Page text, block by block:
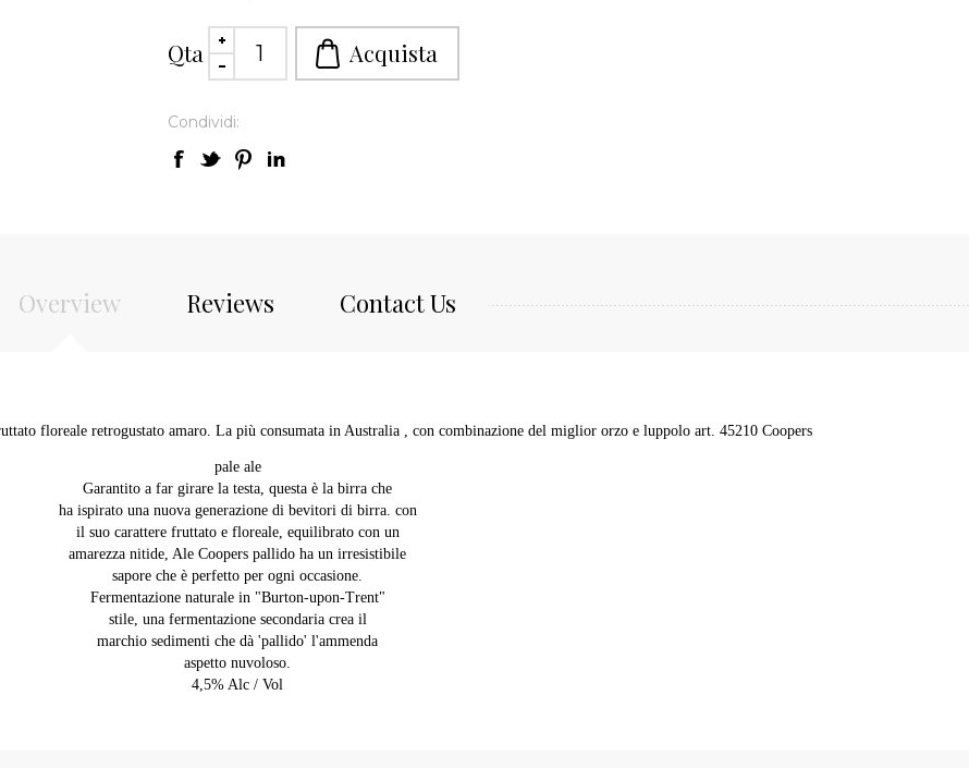
Qta
Condividi:
Overview Reviews Contact Us
floreale retrogustato amaro. La più consumata in Australia , con combinazione del miglior orzo e luppolo art. 45210 Coopers
pale ale
Garantito a far girare la testa, questa è la birra che
ha ispirato una nuova generazione di bevitori di birra. con
il suo carattere fruttato e floreale, equilibrato con un
amarezza nitide, Ale Coopers pallido ha un irresistibile
sapore che è perfetto per ogni occasione.
Fermentazione naturale in "Burton-upon-Trent"
stile, una fermentazione secondaria crea il
marchio sedimenti che dà 'pallido' l'ammenda
aspetto nuvoloso.
4,5% Alc / Vol